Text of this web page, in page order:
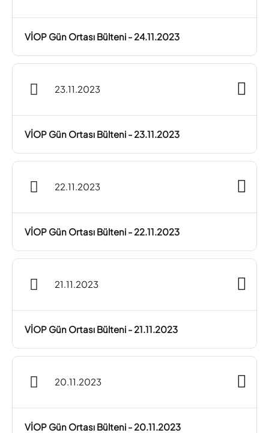
VİOP Gün Ortası Bülteni - 24.11.2023
23.11.2023
VİOP Gün Ortası Bülteni - 23.11.2023
22.11.2023
VİOP Gün Ortası Bülteni - 22.11.2023
21.11.2023
VİOP Gün Ortası Bülteni - 21.11.2023
20.11.2023
VİOP Gün Ortası Bülteni - 20.11.2023